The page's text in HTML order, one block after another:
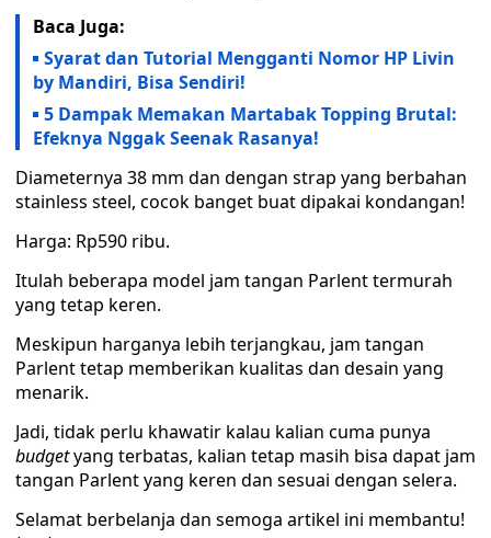
Baca Juga:
Syarat dan Tutorial Mengganti Nomor HP Livin
by Mandiri, Bisa Sendiri!
5 Dampak Memakan Martabak Topping Brutal:
Efeknya Nggak Seenak Rasanya!
Diameternya 38 mm dan dengan strap yang berbahan
stainless steel, cocok banget buat dipakai kondangan!
Harga: Rp590 ribu.
Itulah beberapa model jam tangan Parlent termurah
yang tetap keren.
Meskipun harganya lebih terjangkau, jam tangan
Parlent tetap memberikan kualitas dan desain yang
menarik.
Jadi, tidak perlu khawatir kalau kalian cuma punya
budgetyang terbatas, kalian tetap masih bisa dapat jam
tangan Parlent yang keren dan sesuai dengan selera.
Selamat berbelanja dan semoga artikel ini membantu!